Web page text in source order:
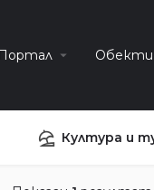
Портал Обекти
Култура и